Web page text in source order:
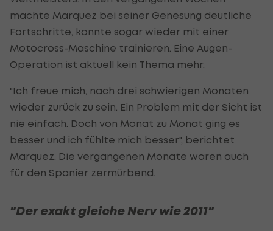
machte Marquez bei seiner Genesung deutliche
Fortschritte, konnte sogar wieder mit einer
Motocross-Maschine trainieren. Eine Augen-
Operation ist aktuell kein Thema mehr.
"Ich freue mich, nach drei schwierigen Monaten
wieder zurück zu sein. Ein Problem mit der Sicht ist
nie einfach. Doch von Monat zu Monat ging es
besser und ich fühlte mich besser", berichtet
Marquez. Die vergangenen Monate waren auch
für den Spanier zermürbend.
"Der exakt gleiche Nerv wie 2011"